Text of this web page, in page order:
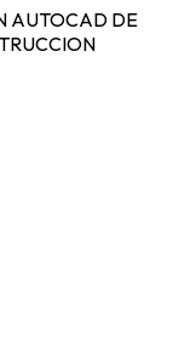
AUTOCAD DE